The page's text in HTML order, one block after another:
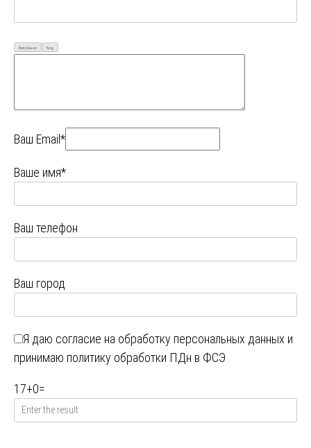
Визуально Код
Ваш Email*
Ваше имя*
Ваш телефон
Ваш город
Я даю согласие на обработку персональных данных и
принимаю политику обработки ПДн в ФСЭ
17+0=